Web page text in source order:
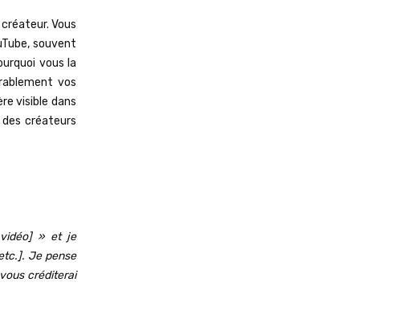
Vous
souvent
vous la
vos
visible dans
créateurs
vidéo] » et je
Je pense
créditerai